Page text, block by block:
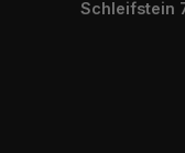
Schleifstein